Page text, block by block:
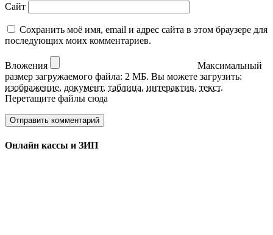
Сайт
Сохранить моё имя, email и адрес сайта в этом браузере для
последующих моих комментариев.
Вложения
Максимальный
размер загружаемого файла: 2 МБ. Вы можете загрузить:
изображение, документ, таблица, интерактив, текст.
Перетащите файлы сюда
Онлайн кассы и ЗИП